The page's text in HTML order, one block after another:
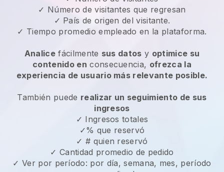
✓ Número de visitantes que regresan
✓ País de origen del visitante.
✓ Tiempo promedio empleado en la plataforma.
Analice fácilmente sus datos y optimice su
contenido en consecuencia, ofrezca la
experiencia de usuario más relevante posible.
También puede realizar un seguimiento de sus
ingresos
✓ Ingresos totales
✓% que reservó
✓ # quien reservó
✓ Cantidad promedio de pedido
✓ Ver por período: por día, semana, mes, período